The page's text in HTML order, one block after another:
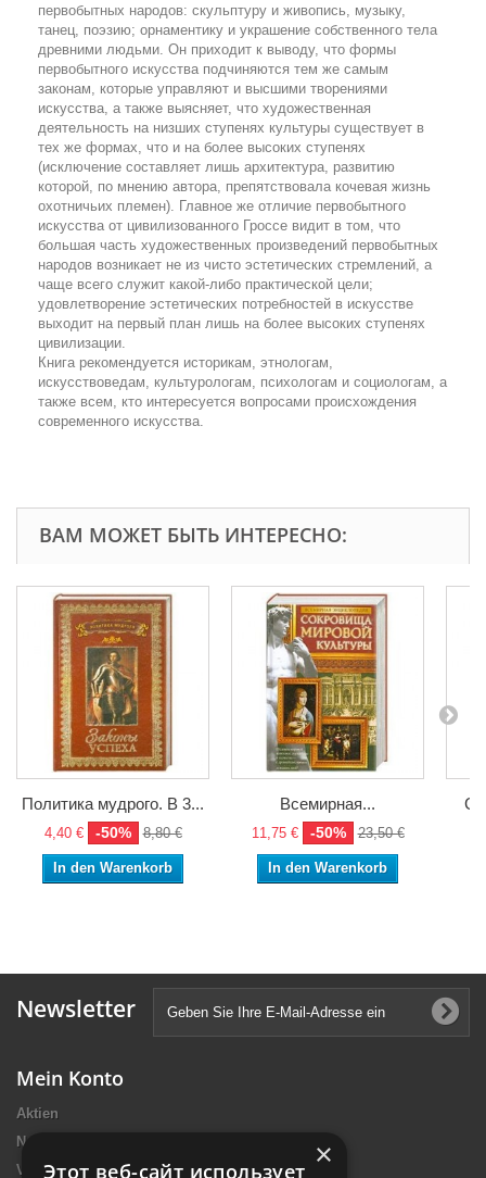
первобытных народов: скульптуру и живопись, музыку,
танец, поэзию; орнаментику и украшение собственного тела
древними людьми. Он приходит к выводу, что формы
первобытного искусства подчиняются тем же самым
законам, которые управляют и высшими творениями
искусства, а также выясняет, что художественная
деятельность на низших ступенях культуры существует в
тех же формах, что и на более высоких ступенях
(исключение составляет лишь архитектура, развитию
которой, по мнению автора, препятствовала кочевая жизнь
охотничьих племен). Главное же отличие первобытного
искусства от цивилизованного Гроссе видит в том, что
большая часть художественных произведений первобытных
народов возникает не из чисто эстетических стремлений, а
чаще всего служит какой-либо практической цели;
удовлетворение эстетических потребностей в искусстве
выходит на первый план лишь на более высоких ступенях
цивилизации.
Книга рекомендуется историкам, этнологам,
искусствоведам, культурологам, психологам и социологам, а
также всем, кто интересуется вопросами происхождения
современного искусства.
ВАМ МОЖЕТ БЫТЬ ИНТЕРЕСНО:
Политика мудрого. В 3...
4,40 € -50% 8,80 €
In den Warenkorb
Всемирная...
11,75 € -50% 23,50 €
In den Warenkorb
Newsletter
Mein Konto
Aktien
Neue Artikel
Verkaufshits
×
Этот веб-сайт использует